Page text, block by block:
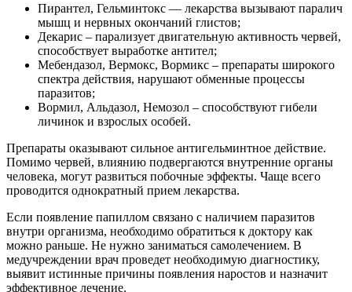
Пирантел, Гельминтокс — лекарства вызывают паралич
мышц и нервных окончаний глистов;
Декарис – парализует двигательную активность червей,
способствует выработке антител;
Мебендазол, Вермокс, Вормикс – препараты широкого
спектра действия, нарушают обменные процессы
паразитов;
Вормил, Альдазол, Немозол – способствуют гибели
личинок и взрослых особей.
Препараты оказывают сильное антигельминтное действие.
Помимо червей, влиянию подвергаются внутренние органы
человека, могут развиться побочные эффекты. Чаще всего
проводится однократный прием лекарства.
Если появление папиллом связано с наличием паразитов
внутри организма, необходимо обратиться к доктору как
можно раньше. Не нужно заниматься самолечением. В
медучреждении врач проведет необходимую диагностику,
выявит истинные причины появления наростов и назначит
эффективное лечение.